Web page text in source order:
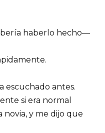
haberlo hecho—
escuchado antes.
si era normal
novia, y me dijo que